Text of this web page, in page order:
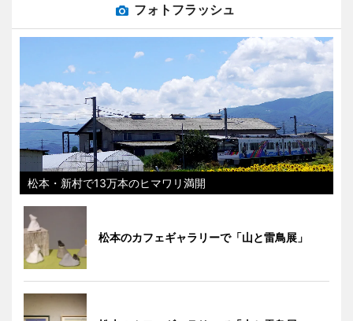
フォトフラッシュ
松本・新村で13万本のヒマワリ満開
松本のカフェギャラリーで「山と雷鳥展」